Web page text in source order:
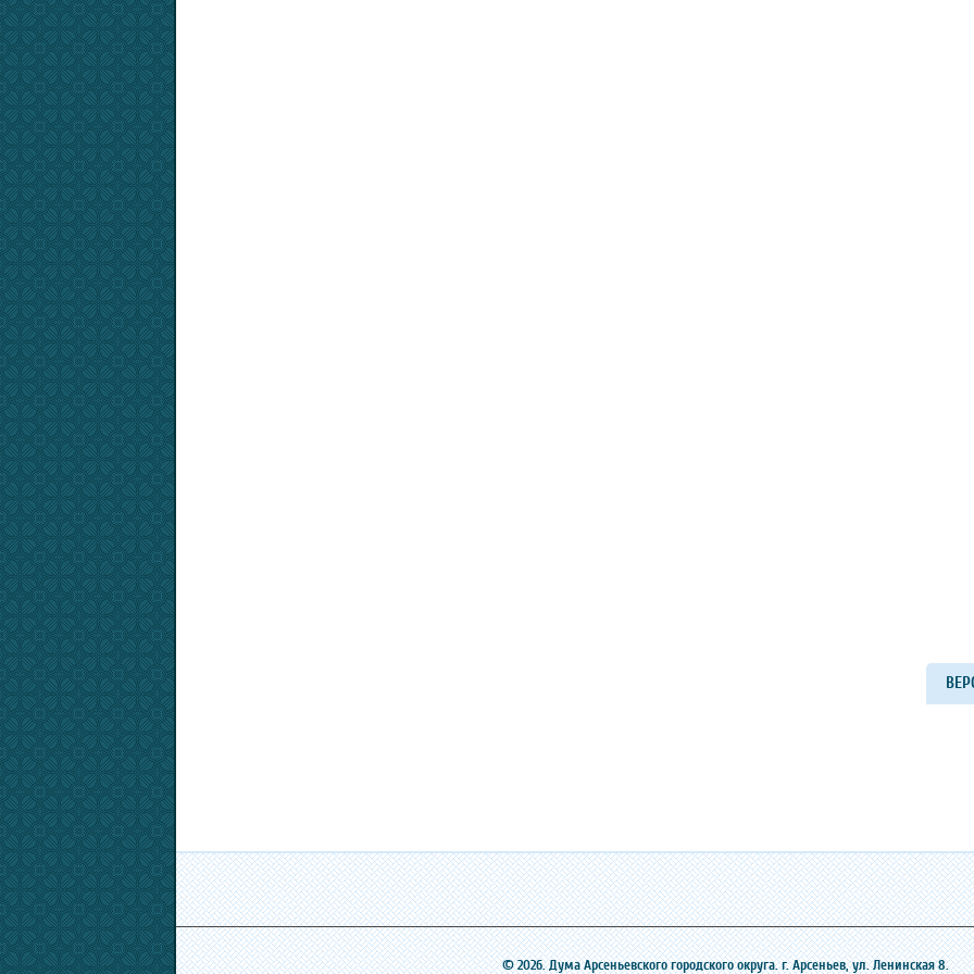
© 2026. Дума Арсеньевского городского округа. г. Арсеньев, ‎ул. Ленинская 8.